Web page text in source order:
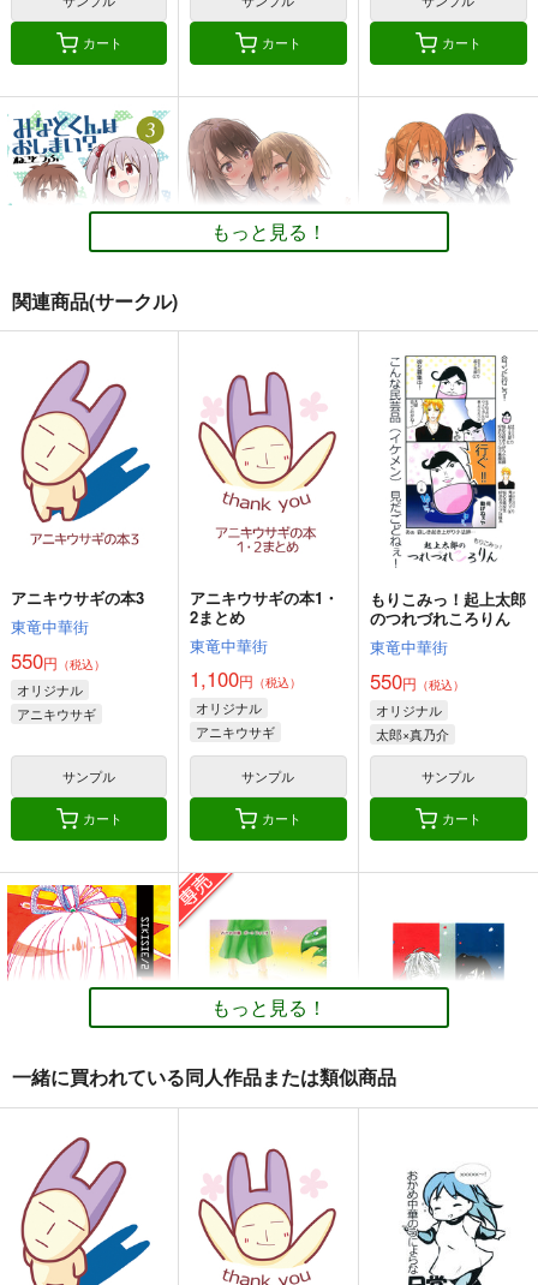
きんどるちゃん
カート カート カート
みなとくんはおしま
い？３
GRINP
550 円 （税込）
オリジナル
千川みなと
桜田ゆうた
サンプル
百合アンソロジー３
不埒な契約×君色ステ
ラリウム
ユーリカ
330円（税込）
オリジナル
サンプル
サークル「ユーリカ」
百合アンソロジー２
告白のすきまで×木枯
らしのルーチェ
ユーリカ
330 円（税込）
オリジナル
サンプル
同人作家がクリスタだ
けで作る同人誌の表紙
デザイン
壱番地
1,100 （税込）
台所
乱痴気事虫所
110円（税込）
オリジナル 砂虫隼
るの？＋オリジナル同
人の電子書籍て売れる
の？etc…～なんだか
んだ赤字出さず20年続
ぽっぽこっこ
110円（税込）
もっと見る！
関連商品(サークル)
アニキウサギの本3
東竜中華街
550円 （税込）
オリジナル
アニキウサギ
サンプル
カート
アニキウサギの本1・
2まとめ
東竜中華街
1,100円 （税込）
オリジナル
アニキウサギ
サンプル
カート
もりこみっ！起上太郎
のつれづれころりん
東竜中華街
550円 （税込）
オリジナル
太郎×真乃介
サンプル
カート
東竜中華街
880円 （税込）
オリジナル 女の子、人
外
リオ１
東竜中華街
専売 739 円（税込）
オリジナル
コブラ
おかめ中華
東竜中華街
円（税込）
オリジナル
もっと見る！
一緒に買われている同人作品または類似商品